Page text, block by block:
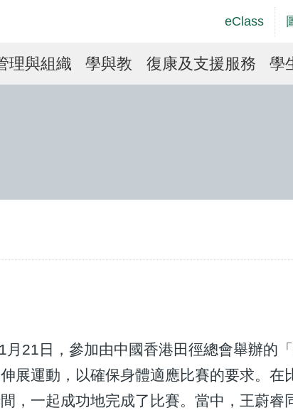
Social
Language
switcher
eClass
理與組織 學與教 復康及支援服務 學
21日，參加由中國香港田徑總會舉辦的
展運動，以確保身體適應比賽的要求。
，一起成功地完成了比賽。當中，王蔚